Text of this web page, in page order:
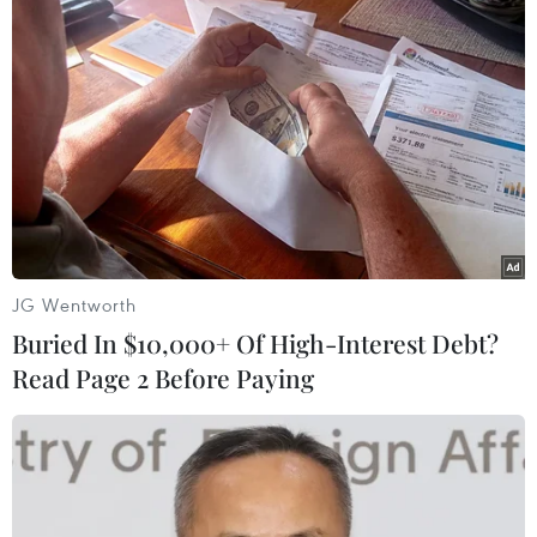
Nga đánh giá cao nỗ lực
của Tổng thống Donald
Trump trong vấn đề
Ukraine
Nga cho rằng Tổng thống Donald Trump thực sự
muốn chấm dứt cuộc xung đột ở Ukraine và Nga
đánh giá cao sự chân thành cũng như ý chí chính
trị của nhà lãnh đạo Mỹ.
(TTXVN/Vietnam+)
JG Wentworth
Buried In $10,000+ Of High-Interest Debt?
Read Page 2 Before Paying